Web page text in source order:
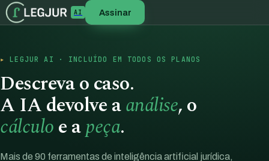
AI Assinar
LEGJUR AI · INCLUÍDO EM TODOS OS PLANOS
Descreva o caso.
A IA devolve aanálise, o
cálculoe apeça.
Mais de 90 ferramentas de inteligência artificial jurídica,